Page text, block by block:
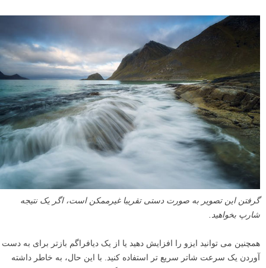
گرفتن این تصویر به صورت دستی تقریبا غیرممکن است، اگر یک نتیجه
شارپ بخواهید.
همچنین می توانید ایزو را افزایش دهید یا از یک دیافراگم بازتر برای به دست
آوردن یک سرعت شاتر سریع تر استفاده کنید. با این حال، به خاطر داشته